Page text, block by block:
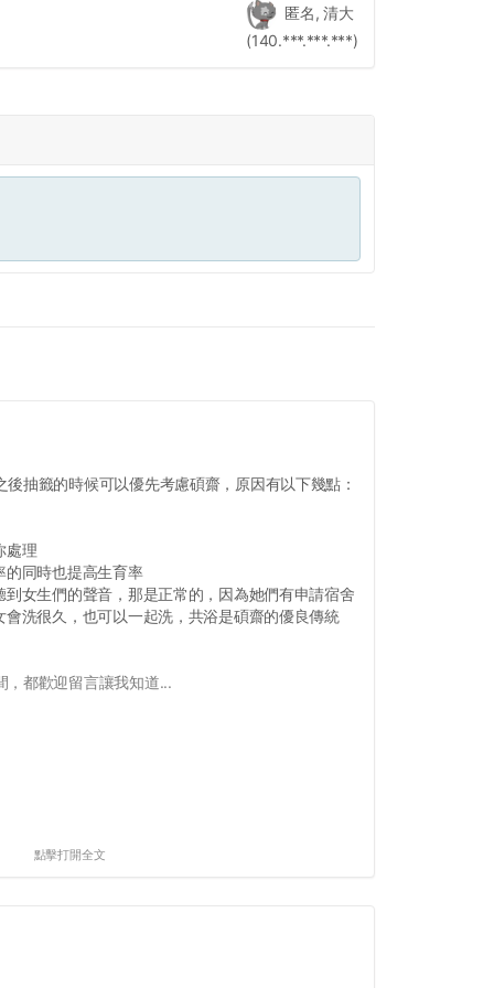
匿名, 清大
(140.***.***.***)
抽籤的時候可以優先考慮碩齋，原因有以下幾點：
處理
的同時也提高生育率
女生們的聲音，那是正常的，因為她們有申請宿舍
洗很久，也可以一起洗，共浴是碩齋的優良傳統
，都歡迎留言讓我知道...
點擊打開全文